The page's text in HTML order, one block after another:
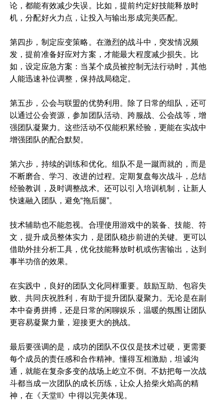
论，都能有效减少失误。比如，提前约定好技能释放时
机，分配好火力点，让投入与输出形成完美匹配。
第四步，制定应变策略。在激烈的战斗中，突发情况频
发，提前准备好应对方案，才能最大程度减少损失。比
如，设定应急方案：当某个成员被控制无法行动时，其他
人能迅速补位调整，保持战局稳定。
第五步，公会与联盟的优势利用。除了日常的组队，还可
以通过公会资源，参加团队活动、跨服战、公会战等，增
强团队凝聚力。这些活动不仅能积累经验，更能在实战中
增强团队的配合默契。
第六步，持续的训练和优化。组队不是一蹴而就的，而是
不断磨合、学习、改进的过程。定期复盘每次战斗，总结
经验教训，及时调整战术。还可以引入培训机制，让新人
快速融入团队，避免“拖后腿”。
技术辅助也不能忽视。合理使用游戏中的装备、技能、符
文，提升成员整体实力，是团队稳步前进的关键。更可以
借助外挂分析工具，优化技能释放时机或伤害输出，达到
事半功倍的效果。
在实践中，良好的团队文化同样重要。鼓励互助、包容失
败、共同庆祝胜利，有助于提升团队凝聚力。无论是在副
本中奋勇拼搏，还是日常的闲聊娱乐，温暖的氛围让团队
更容易凝聚力量，迎接更大的挑战。
最后要强调的是，成功的团队不仅仅是技术过硬，更需要
每个成员的责任感和合作精神。懂得互相激励，坦诚沟
通，就能在复杂多变的战场上屹立不倒。不妨把每一次战
斗都当成一次团队的成长历练，让众人拾柴火焰高的精
神，在《天堂II》中得以完美体现。